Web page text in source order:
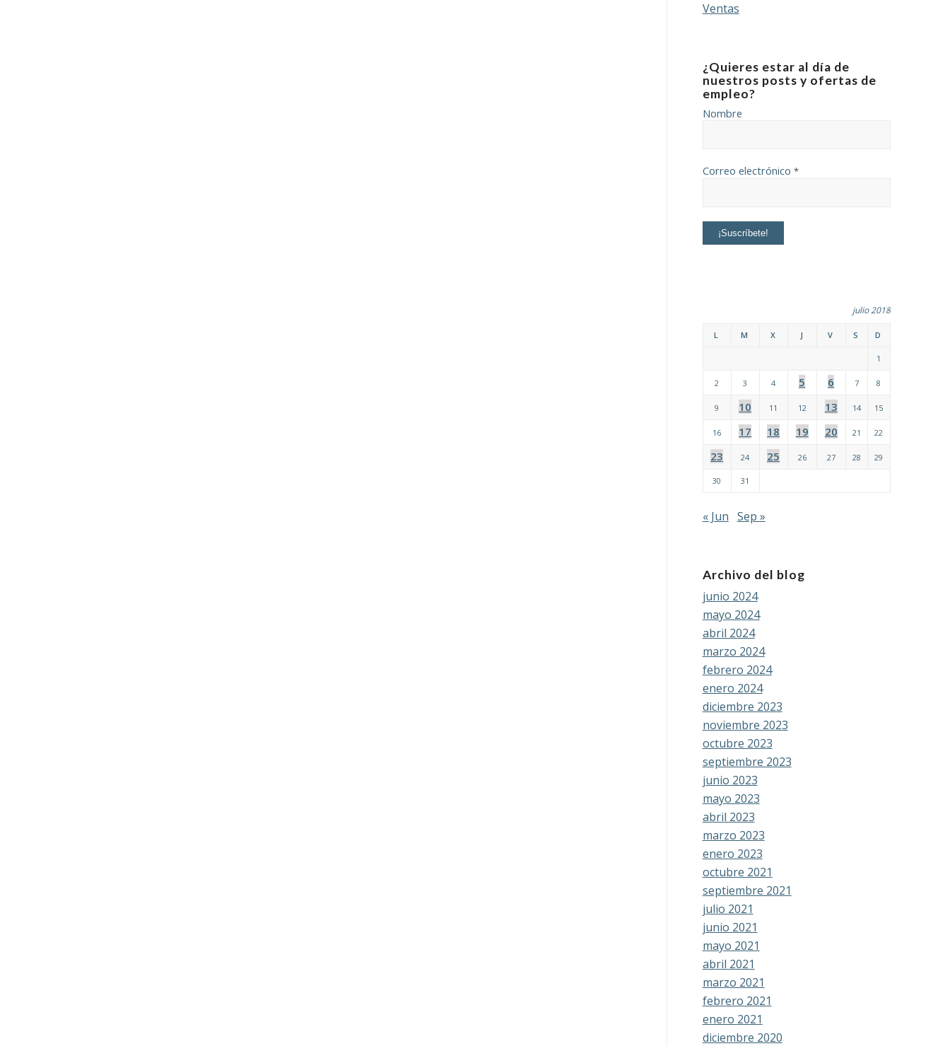
Ventas
¿Quieres estar al día de
nuestros posts y ofertas de
empleo?
Nombre
Correo electrónico *
julio 2018
L M X J V S D
1
2 3 4 5 6 7 8
9 10 11 12 13 14 15
16 17 18 19 20 21 22
23 24 25 26 27 28 29
30 31
« Jun Sep »
Archivo del blog
junio 2024
mayo 2024
abril 2024
marzo 2024
febrero 2024
enero 2024
diciembre 2023
noviembre 2023
octubre 2023
septiembre 2023
junio 2023
mayo 2023
abril 2023
marzo 2023
enero 2023
octubre 2021
septiembre 2021
julio 2021
junio 2021
mayo 2021
abril 2021
marzo 2021
febrero 2021
enero 2021
diciembre 2020